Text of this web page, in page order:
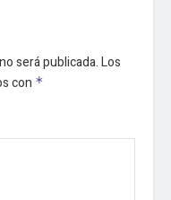
será publicada.Los
con *